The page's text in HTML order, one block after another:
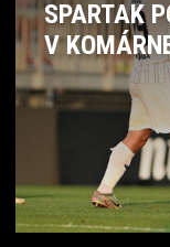
SPARTAK
V